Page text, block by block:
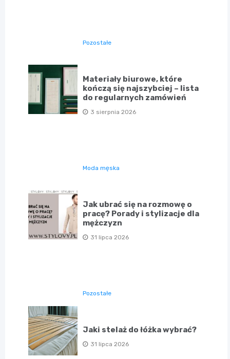
Pozostałe
Materiały biurowe, które
kończą się najszybciej – lista
do regularnych zamówień
3 sierpnia 2026
Moda męska
Jak ubrać się na rozmowę o
pracę? Porady i stylizacje dla
mężczyzn
31 lipca 2026
Pozostałe
Jaki stelaż do łóżka wybrać?
31 lipca 2026